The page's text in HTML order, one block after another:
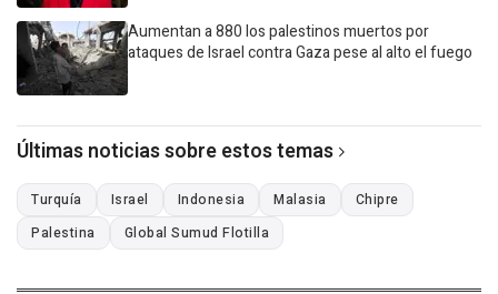
Aumentan a 880 los palestinos muertos por
ataques de Israel contra Gaza pese al alto el fuego
Últimas noticias sobre estos temas
Turquía Israel Indonesia Malasia
Chipre
Palestina
Global Sumud Flotilla